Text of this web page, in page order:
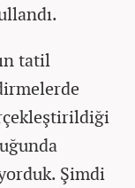
tatil
Şimdi